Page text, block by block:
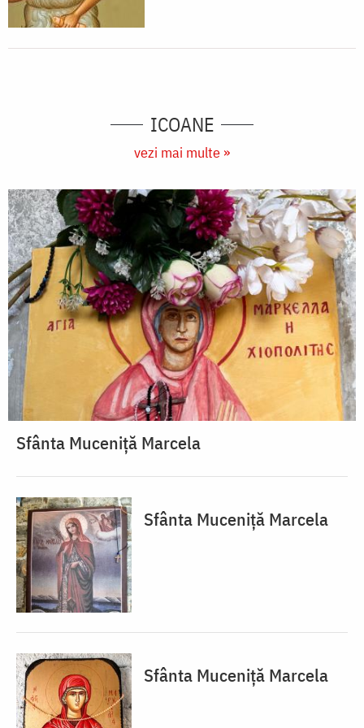
ICOANE
vezi mai multe »
Sfânta Muceniță Marcela
Sfânta Muceniță Marcela
Sfânta Muceniță Marcela